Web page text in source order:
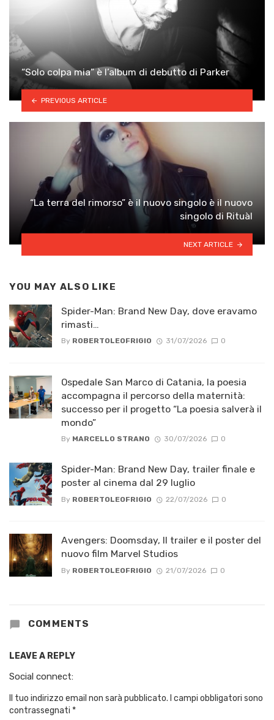
“Solo colpa mia” è l’album di debutto di Parker
PREVIOUS ARTICLE
“La terra del rimorso” è il nuovo singolo è il nuovo
singolo di Rituàl
NEXT ARTICLE
YOU MAY ALSO LIKE
Spider-Man: Brand New Day, dove eravamo
rimasti…
By ROBERTOLEOFRIGIO 31/07/2026 0
Ospedale San Marco di Catania, la poesia
accompagna il percorso della maternità:
successo per il progetto “La poesia salverà il
mondo”
By MARCELLO STRANO 30/07/2026 0
Spider-Man: Brand New Day, trailer finale e
poster al cinema dal 29 luglio
By ROBERTOLEOFRIGIO 22/07/2026 0
Avengers: Doomsday, Il trailer e il poster del
nuovo film Marvel Studios
By ROBERTOLEOFRIGIO 21/07/2026 0
COMMENTS
LEAVE A REPLY
Social connect:
Il tuo indirizzo email non sarà pubblicato. I campi obbligatori sono
contrassegnati *